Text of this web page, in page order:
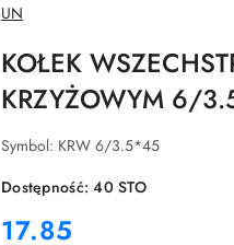
NAZWA
PRODUCENTA:
UN
KOŁEK
KRZYŻOWYM 6/
Symbol: KRW 6/3.5*45
Dostępność:40STO
cena:
17.85